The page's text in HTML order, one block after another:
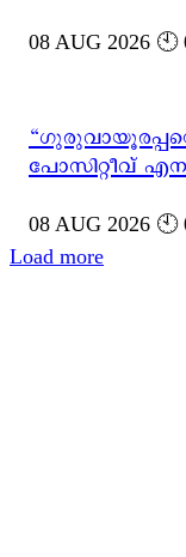
08 AUG 2026 🕙
പോസിറ്റീവ്
08 AUG 2026 🕙
Load more